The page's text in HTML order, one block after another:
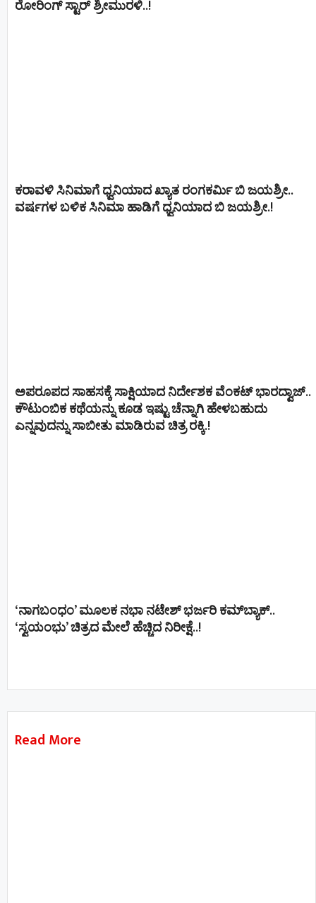
ರೋರಿಂಗ್ ಸ್ಟಾರ್ ಶ್ರೀಮುರಳಿ..!
ಕರಾವಳಿ ಸಿನಿಮಾಗೆ ಧ್ವನಿಯಾದ ಖ್ಯಾತ ರಂಗಕರ್ಮಿ ಬಿ ಜಯಶ್ರೀ..
ವರ್ಷಗಳ ಬಳಿಕ ಸಿನಿಮಾ ಹಾಡಿಗೆ ಧ್ವನಿಯಾದ ಬಿ ಜಯಶ್ರೀ.!
ಅಪರೂಪದ ಸಾಹಸಕ್ಕೆ ಸಾಕ್ಷಿಯಾದ ನಿರ್ದೇಶಕ ವೆಂಕಟ್ ಭಾರದ್ವಾಜ್..
ಕೌಟುಂಬಿಕ ಕಥೆಯನ್ನು ಕೂಡ ಇಷ್ಟು ಚೆನ್ನಾಗಿ ಹೇಳಬಹುದು
ಎನ್ನವುದನ್ನು ಸಾಬೀತು ಮಾಡಿರುವ ಚಿತ್ರ ರಕ್ಕಿ.!
‘ನಾಗಬಂಧಂ’ ಮೂಲಕ ನಭಾ ನಟೇಶ್ ಭರ್ಜರಿ ಕಮ್‌ಬ್ಯಾಕ್..
‘ಸ್ವಯಂಭು’ ಚಿತ್ರದ ಮೇಲೆ ಹೆಚ್ಚಿದ ನಿರೀಕ್ಷೆ..!
Read More